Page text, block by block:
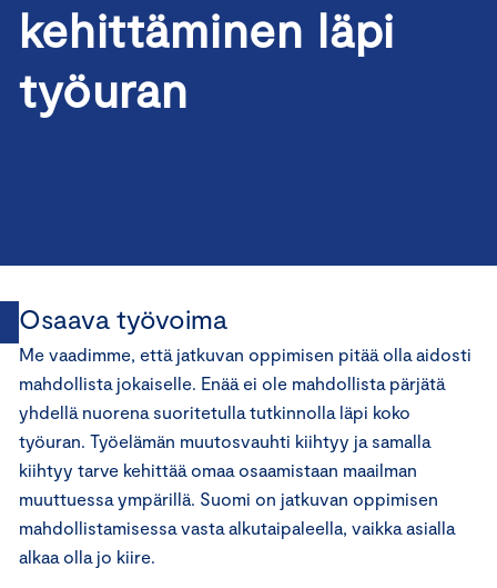
kehittäminen läpi
työuran
Osaava työvoima
Me vaadimme, että jatkuvan oppimisen pitää olla aidosti
mahdollista jokaiselle. Enää ei ole mahdollista pärjätä
yhdellä nuorena suoritetulla tutkinnolla läpi koko
työuran. Työelämän muutosvauhti kiihtyy ja samalla
kiihtyy tarve kehittää omaa osaamistaan maailman
muuttuessa ympärillä. Suomi on jatkuvan oppimisen
mahdollistamisessa vasta alkutaipaleella, vaikka asialla
alkaa olla jo kiire.